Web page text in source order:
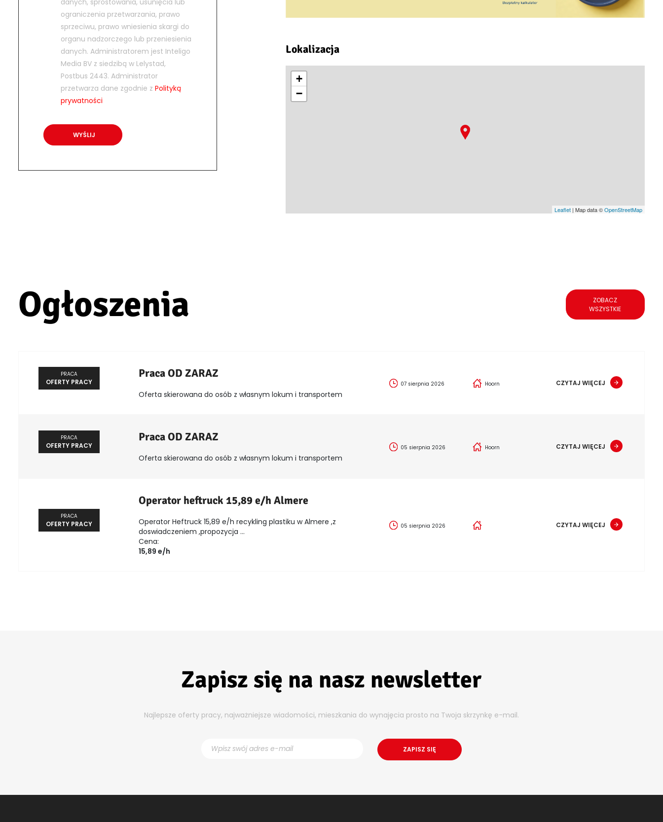
danych, sprostowania, usunięcia lub
ograniczenia przetwarzania, prawo
sprzeciwu, prawo wniesienia skargi do
organu nadzorczego lub przeniesienia
danych. Administratorem jest Inteligo
Media BV z siedzibą w Lelystad,
Postbus 2443. Administrator
przetwarza dane zgodnie z Polityką
prywatności
Lokalizacja
+
−
Leaflet| Map data ©OpenStreetMap
Ogłoszenia
ZOBACZ
WSZYSTKIE
PRACA
OFERTY PRACY
Praca OD ZARAZ
Oferta skierowana do osób z własnym lokum i transportem
07 sierpnia 2026 Hoorn CZYTAJ WIĘCEJ
PRACA
OFERTY PRACY
Praca OD ZARAZ
Oferta skierowana do osób z własnym lokum i transportem
05 sierpnia 2026 Hoorn CZYTAJ WIĘCEJ
PRACA
OFERTY PRACY
Operator heftruck 15,89 e/h Almere
Operator Heftruck 15,89 e/h recykling plastiku w Almere ,z
doswiadczeniem ,propozycja ...
Cena:
15,89 e/h
05 sierpnia 2026 CZYTAJ WIĘCEJ
Zapisz się na nasz newsletter
Najlepsze oferty pracy, najważniejsze wiadomości, mieszkania do wynajęcia prosto na Twoja skrzynkę e-mail.